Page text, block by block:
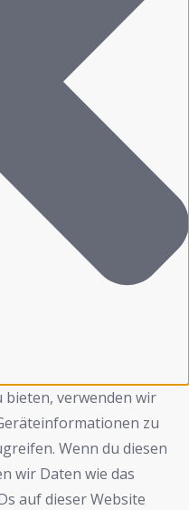
bieten, verwenden wir
zu
Wenn du diesen
wir Daten wie das
auf dieser Website